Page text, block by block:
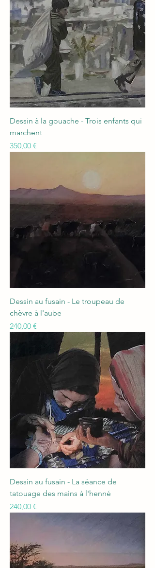
Dessin à la gouache - Trois enfants qui
marchent
Prix
350,00 €
Dessin au fusain - Le troupeau de
chèvre à l'aube
Prix
240,00 €
Dessin au fusain - La séance de
tatouage des mains à l'henné
Prix
240,00 €